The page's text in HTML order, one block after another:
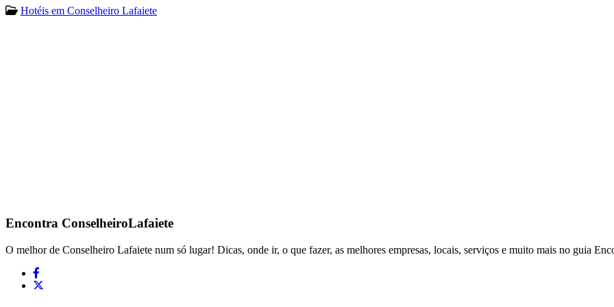
Hotéis em Conselheiro Lafaiete
Encontra ConselheiroLafaiete
O melhor de Conselheiro Lafaiete num só lugar! Dicas, onde ir, o que fazer, as melhores empresas, locais, serviços e muito mais no guia